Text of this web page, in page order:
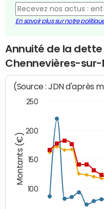
En savoir plus sur notre
Annuité de la
Chennevières-sur-
Montants (€)
(Source : JDN d'après
100
150
200
250